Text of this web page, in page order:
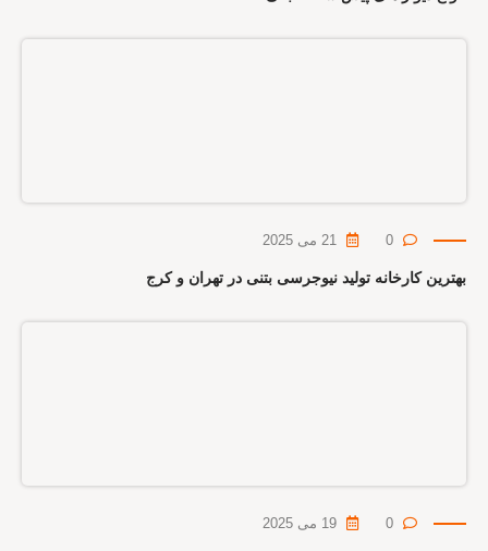
بهترین کارخانه تولید نیوجرسی بتنی در تهران و کرج